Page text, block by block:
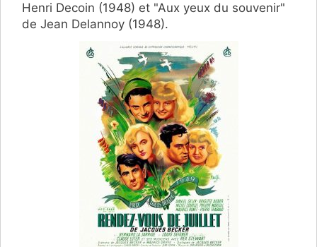
Henri Decoin (1948) et "Aux yeux du souvenir"
de Jean Delannoy (1948).